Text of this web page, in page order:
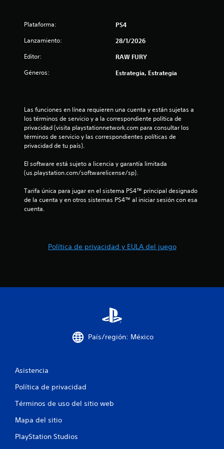
c
a
o
Plataforma: PS4
Lanzamiento: 28/1/2026
Editor: RAW FURY
Géneros: Estrategia, Estrategia
Las funciones en línea requieren una cuenta y están sujetas a
los términos de servicio y a la correspondiente política de
privacidad (visita playstationnetwork.com para consultar los
términos de servicio y las correspondientes políticas de
privacidad de tu país).
El software está sujeto a licencia y garantía limitada
(us.playstation.com/softwarelicense/sp).
Tarifa única para jugar en el sistema PS4™ principal designado
de la cuenta y en otros sistemas PS4™ al iniciar sesión con esa
cuenta.
Política de privacidad y EULA del juego
País/región: México
Asistencia
Política de privacidad
Términos de uso del sitio web
Mapa del sitio
PlayStation Studios